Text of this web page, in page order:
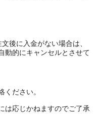
後に入金がない場合は、
動的にキャンセルとさせて
ください。
は応じかねますのでご了承